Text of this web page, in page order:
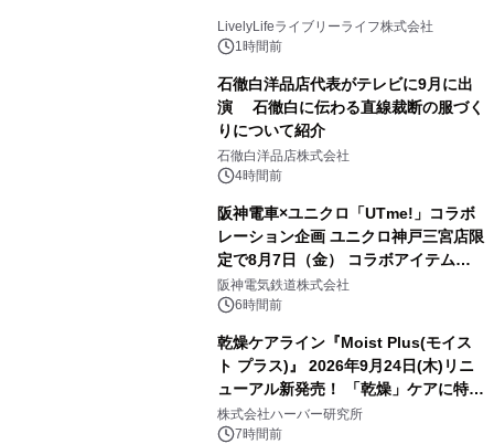
LivelyLifeライブリーライフ株式会社
1時間前
石徹白洋品店代表がテレビに9月に出
演 石徹白に伝わる直線裁断の服づく
りについて紹介
石徹白洋品店株式会社
4時間前
阪神電車×ユニクロ「UTme!」コラボ
レーション企画 ユニクロ神戸三宮店限
定で8月7日（金） コラボアイテムが
発売決定！
阪神電気鉄道株式会社
6時間前
乾燥ケアライン『Moist Plus(モイス
ト プラス)』 2026年9月24日(木)リニ
ューアル新発売！ 「乾燥」ケアに特化
し、ライン使いで潤いに満ちた肌へ
株式会社ハーバー研究所
7時間前